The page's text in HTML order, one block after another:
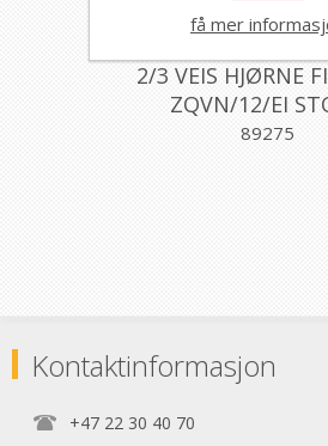
2/3 VEIS HJØRNE
ZQVN/12/EI
ALUMINIUM
89275
Kontaktinformasjon
+47 22 30 40 70
få mer